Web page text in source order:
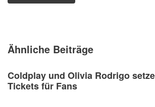
Ähnliche Beiträge
Coldplay und Olivia Rodrigo
Tickets für Fans